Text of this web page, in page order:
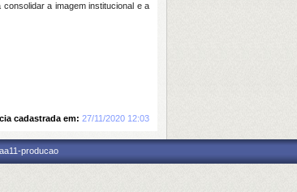
a imagem institucional e a
cadastrada em: 27/11/2020 12:03
producao